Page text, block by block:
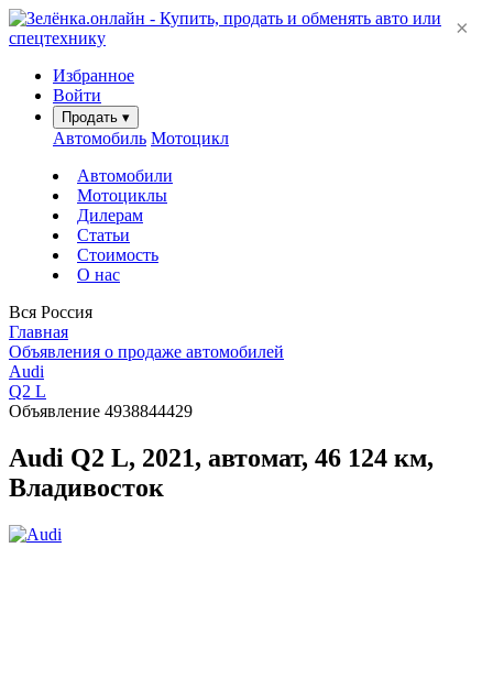
Избранное
Войти
Продать ▾
Автомобиль Мотоцикл
Автомобили
Мотоциклы
Дилерам
Статьи
Стоимость
О нас
Вся Россия
Главная
Объявления о продаже автомобилей
Audi
Q2 L
Объявление 4938844429
Audi Q2 L, 2021, автомат, 46 124 км,
Владивосток
×